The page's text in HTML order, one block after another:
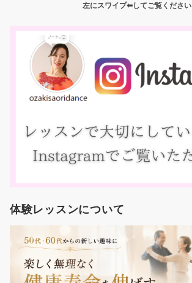
左にスワイプ⬅︎してご覧ください
体験レッスンについて